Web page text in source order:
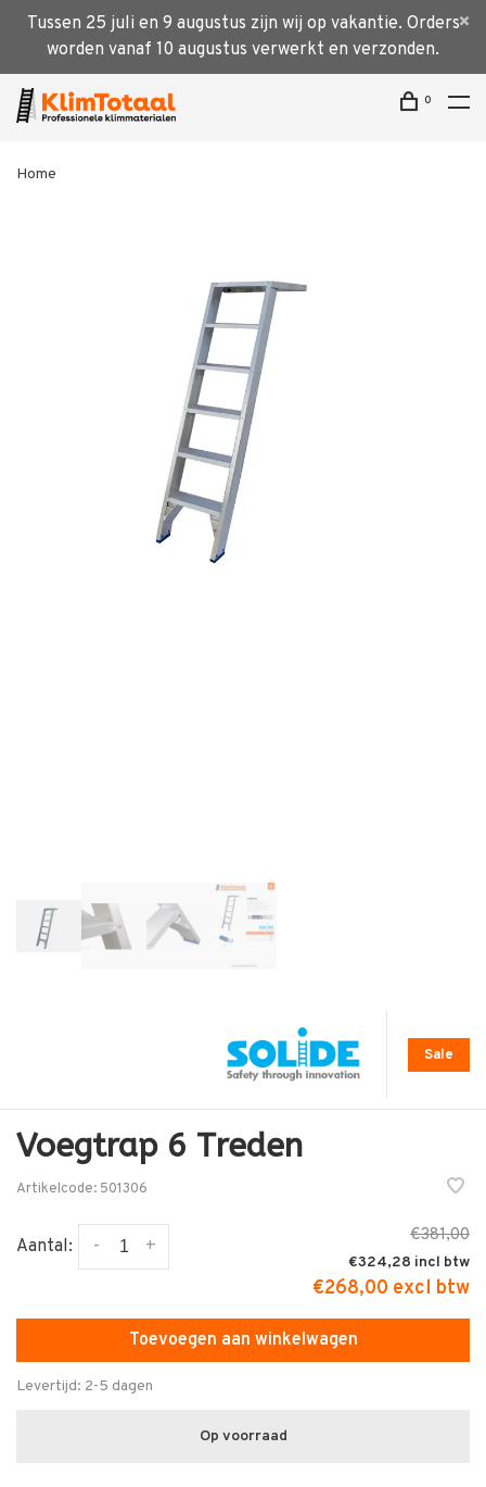
Tussen 25 juli en 9 augustus zijn wij op vakantie. Orders
worden vanaf 10 augustus verwerkt en verzonden.
0
Home
Sale
Voegtrap 6 Treden
Artikelcode: 501306
Aantal: +
-
€381,00
€324,28
€268,00 excl btw
Toevoegen aan winkelwagen
Levertijd: 2-5 dagen
Op voorraad